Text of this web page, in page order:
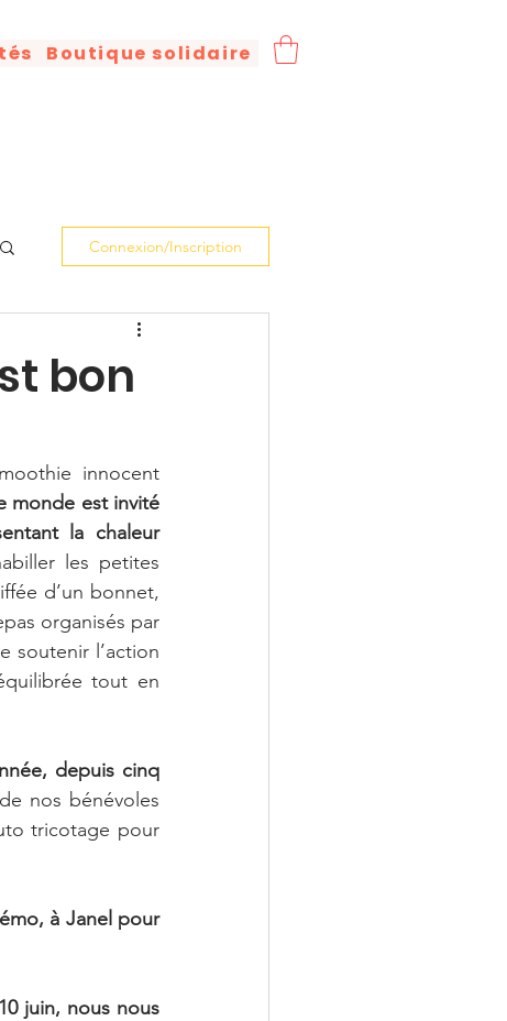
Boutique solidaire
Connexion/Inscription
bon
innocent
monde est invité
la chaleur
les petites
d’un bonnet,
organisés par
soutenir l’action
tout en
depuis cinq
nos bénévoles
tricotage pour
à Janel pour
juin, nous nous